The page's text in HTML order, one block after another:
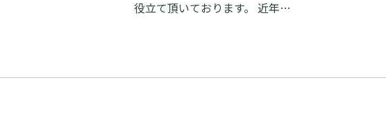
役立て頂いております。 近年…